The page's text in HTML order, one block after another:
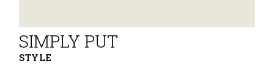
STYLE
SIMPLY PUT